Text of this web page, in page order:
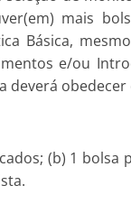
mais
Básica,
e/ou
obedecer
(b) 1 bolsa